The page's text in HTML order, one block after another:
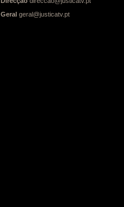
Geral geral@justicatv.pt